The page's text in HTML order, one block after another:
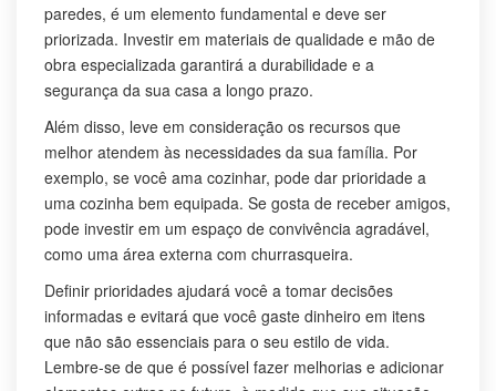
paredes, é um elemento fundamental e deve ser
priorizada. Investir em materiais de qualidade e mão de
obra especializada garantirá a durabilidade e a
segurança da sua casa a longo prazo.
Além disso, leve em consideração os recursos que
melhor atendem às necessidades da sua família. Por
exemplo, se você ama cozinhar, pode dar prioridade a
uma cozinha bem equipada. Se gosta de receber amigos,
pode investir em um espaço de convivência agradável,
como uma área externa com churrasqueira.
Definir prioridades ajudará você a tomar decisões
informadas e evitará que você gaste dinheiro em itens
que não são essenciais para o seu estilo de vida.
Lembre-se de que é possível fazer melhorias e adicionar